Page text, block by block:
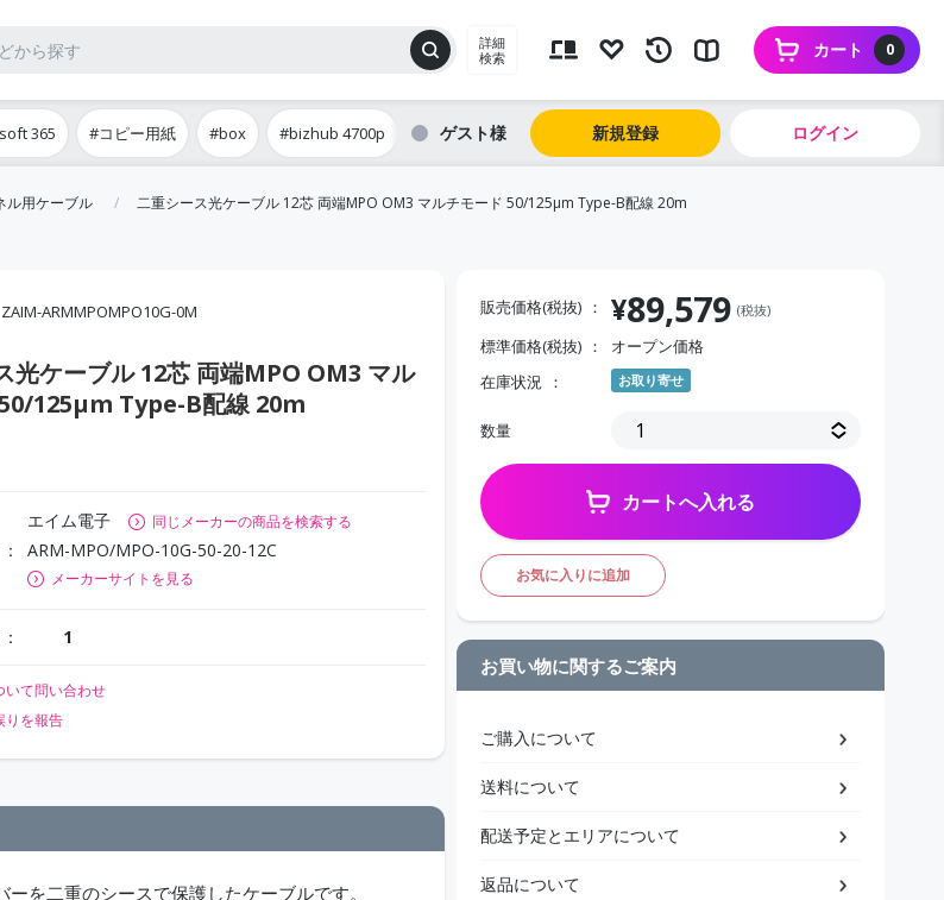
詳細
検索
0
カート
365 #コピー用紙 #box #bizhub 4700p ゲスト 新規登録 ログイン
ル用ケーブル 二重シース光ケーブル 12芯 両端MPO OM3 マルチモード 50/125μm Type-B配線 20m
ZAIM-ARMMPOMPO10G-0M
光ケーブル 12芯 両端MPO OM3 マル
125μm Type-B配線 20m
エイム電子 同じメーカーの商品を検索する
ARM-MPO/MPO-10G-50-20-12C
メーカーサイトを見る
1
いて問い合わせ
りを報告
を二重のシースで保護したケーブルです。
販売価格(税抜) ¥89,579 (税抜)
標準価格(税抜)
オープン価格
在庫状況
お取り寄せ
数量
カートへ入れる
お気に入りに追加
お買い物に関するご案内
ご購入について
送料について
配送予定とエリアについて
返品について